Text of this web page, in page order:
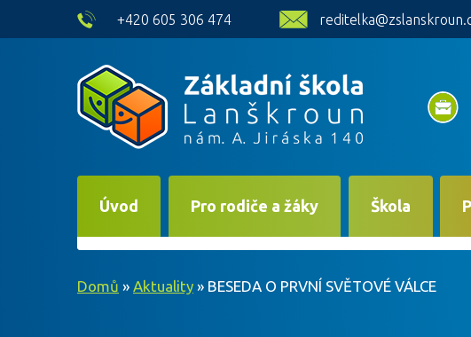
skip to main content
+420 605 306 474
Úvod Pro rodiče a žáky Škola
Domů » Aktuality » BESEDA O PRVNÍ SVĚTOVÉ VÁLCE